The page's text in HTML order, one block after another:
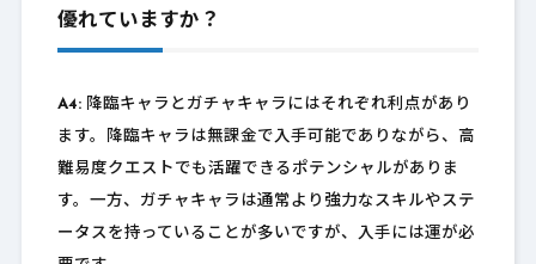
優れていますか？
A4:降臨キャラとガチャキャラにはそれぞれ利点があり
ます。降臨キャラは無課金で入手可能でありながら、高
難易度クエストでも活躍できるポテンシャルがありま
す。一方、ガチャキャラは通常より強力なスキルやステ
ータスを持っていることが多いですが、入手には運が必